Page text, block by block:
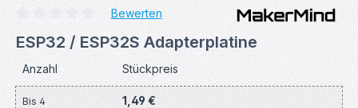
Bewerten
ESP32 / ESP32S Adapterplatine
Anzahl Stückpreis
Bis 4 1,49 €